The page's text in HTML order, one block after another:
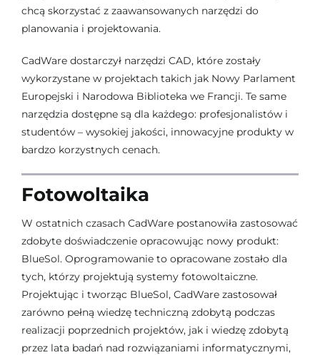
chcą skorzystać z zaawansowanych narzędzi do
planowania i projektowania.
CadWare dostarczył narzędzi CAD, które zostały
wykorzystane w projektach takich jak Nowy Parlament
Europejski i Narodowa Biblioteka we Francji. Te same
narzędzia dostępne są dla każdego: profesjonalistów i
studentów – wysokiej jakości, innowacyjne produkty w
bardzo korzystnych cenach.
Fotowoltaika
W ostatnich czasach CadWare postanowiła zastosować
zdobyte doświadczenie opracowując nowy produkt:
BlueSol. Oprogramowanie to opracowane zostało dla
tych, którzy projektują systemy fotowoltaiczne.
Projektując i tworząc BlueSol, CadWare zastosował
zarówno pełną wiedzę techniczną zdobytą podczas
realizacji poprzednich projektów, jak i wiedzę zdobytą
przez lata badań nad rozwiązaniami informatycznymi,